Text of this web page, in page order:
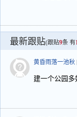
最新跟贴(跟贴9条 有
黄昏雨落一池秋
建一个公园多